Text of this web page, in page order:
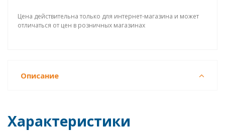
Цена действительна только для интернет-магазина и может
отличаться от цен в розничных магазинах
Описание
Характеристики